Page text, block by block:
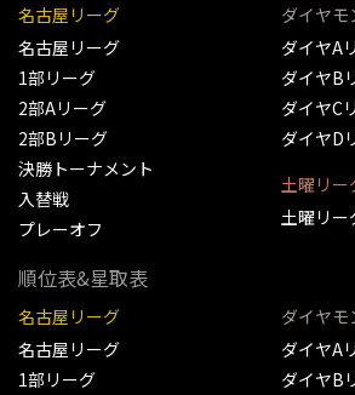
名古屋リーグ
名古屋リーグ
1部リーグ
2部Aリーグ
2部Bリーグ
決勝トーナメント
入替戦
プレーオフ
ダイヤモ
ダイヤA
ダイヤB
ダイヤC
ダイヤD
土曜リー
土曜リー
順位表&星取表
名古屋リーグ
名古屋リーグ
1部リーグ
ダイヤモ
ダイヤA
ダイヤB